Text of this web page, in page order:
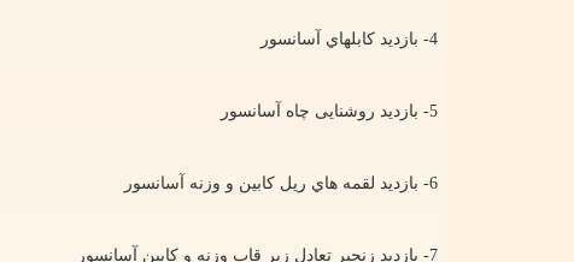
4- بازدید كابلهاي آسانسور
5- بازدید روشنایی چاه آسانسور
6- بازدید لقمه هاي ريل كابين و وزنه آسانسور
7- بازدید زنجير تعادل زير قاب وزنه و كابين آسانسور